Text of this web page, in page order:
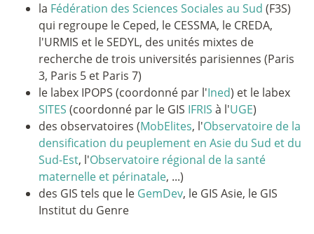
la Fédération des Sciences Sociales au Sud (F3S)
qui regroupe le Ceped, le CESSMA, le CREDA,
l'URMIS et le SEDYL, des unités mixtes de
recherche de trois universités parisiennes (Paris
3, Paris 5 et Paris 7)
le labex IPOPS (coordonné par l'Ined) et le labex
SITES (coordonné par le GIS IFRIS à l'UGE)
des observatoires (MobElites, l'Observatoire de la
densification du peuplement en Asie du Sud et du
Sud-Est, l'Observatoire régional de la santé
maternelle et périnatale, ...)
des GIS tels que le GemDev, le GIS Asie, le GIS
Institut du Genre